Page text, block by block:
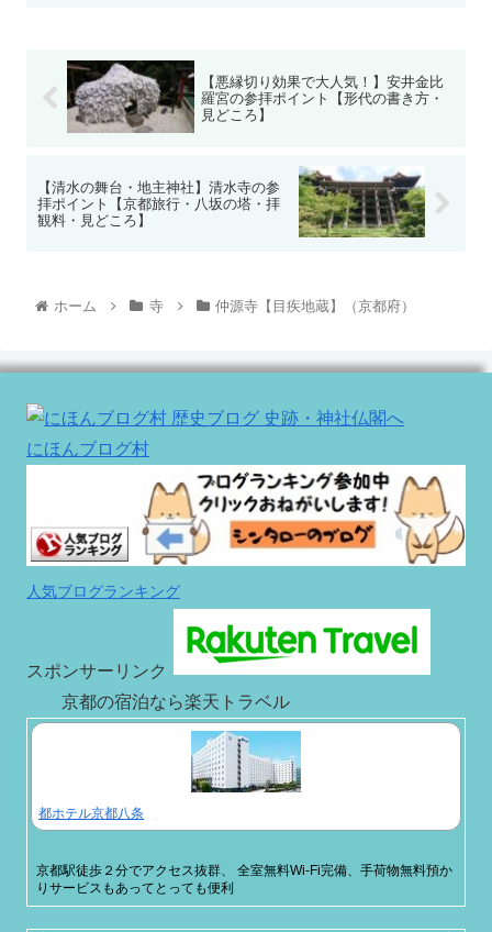
【悪縁切り効果で大人気！】安井金比
羅宮の参拝ポイント【形代の書き方・
見どころ】
【清水の舞台・地主神社】清水寺の参
拝ポイント【京都旅行・八坂の塔・拝
観料・見どころ】
ホーム 寺 仲源寺【目疾地蔵】（京都府）
にほんブログ村
人気ブログランキング
スポンサーリンク
京都の宿泊なら楽天トラベル
都ホテル京都八条
京都駅徒歩２分でアクセス抜群、 全室無料Wi-Fi完備、手荷物無料預か
りサービスもあってとっても便利